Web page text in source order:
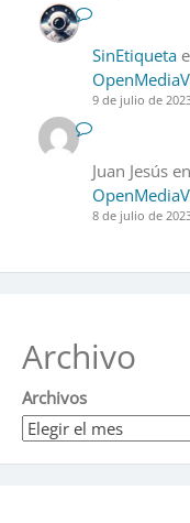
SinEtiqueta
9 de julio de
Juan Jesúsen
8 de julio de
Archivo
Archivos